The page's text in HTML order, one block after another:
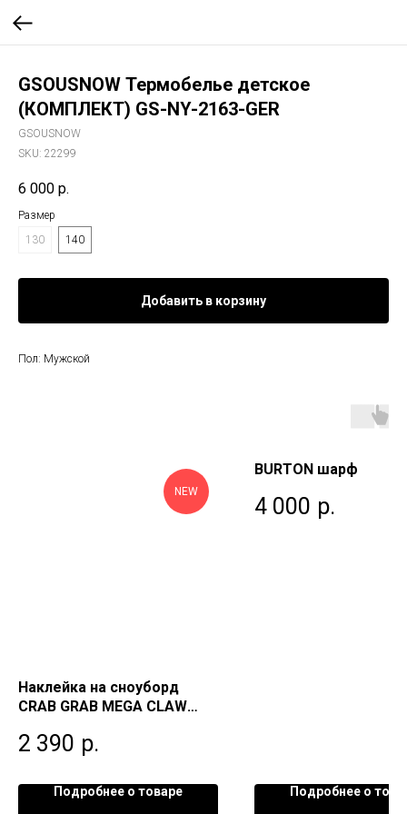
GSOUSNOW Термобелье детское
(КОМПЛЕКТ) GS-NY-2163-GER
GSOUSNOW
SKU: 22299
6 000 р.
Размер
130
140
Добавить в корзину
Пол: Мужской
NEW
Наклейка на сноуборд
CRAB GRAB MEGA CLAW
2 390 р.
Подробнее о товаре
BURTON шарф
4 000 р.
Подробнее о